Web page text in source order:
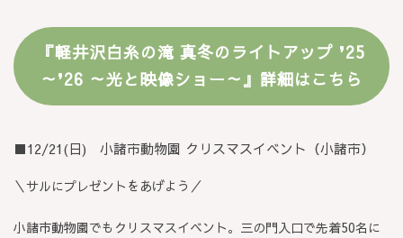
『軽井沢白糸の滝 真冬のライトアップ ❜25
～❜26 ～光と映像ショー～』詳細はこちら
■12/21(日) 小諸市動物園 クリスマスイベント（小諸市）
＼サルにプレゼントをあげよう／
小諸市動物園でもクリスマスイベント。三の門入口で先着50名に